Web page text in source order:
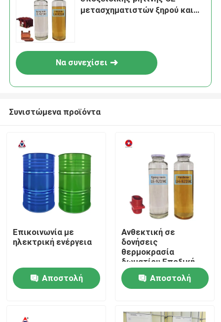
Προϊόντα
Βίντεο
μετασχηματιστών ξηρού και
Να συνεχίσει
Συνιστώμενα προϊόντα
Επικοινωνία με
ηλεκτρική ενέργεια
Αποστολή
Ανθεκτική σε
δονήσεις
θερμοκρασία
δωματίου Εποξική
ένωση για
ενσωμάτωση
μετασχηματιστή
ρωγμές
Αποστολή